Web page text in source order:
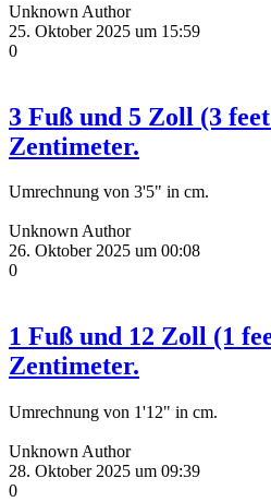
Unknown Author
25. Oktober 2025 um 15:59
0
3 Fuß und 5 Zoll (3
Zentimeter.
Umrechnung von 3'5" in cm.
Unknown Author
26. Oktober 2025 um 00:08
0
1 Fuß und 12 Zoll (1
Zentimeter.
Umrechnung von 1'12" in cm.
Unknown Author
28. Oktober 2025 um 09:39
0